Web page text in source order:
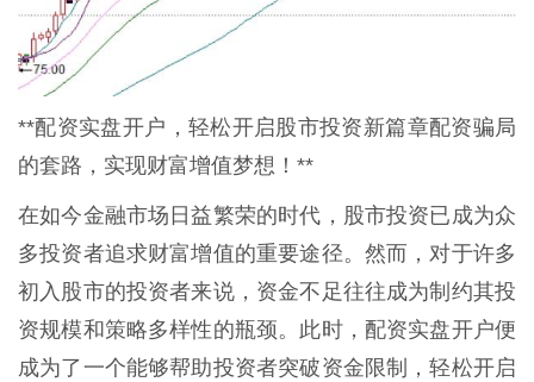
**配资实盘开户，轻松开启股市投资新篇章配资骗局
的套路，实现财富增值梦想！**
在如今金融市场日益繁荣的时代，股市投资已成为众
多投资者追求财富增值的重要途径。然而，对于许多
初入股市的投资者来说，资金不足往往成为制约其投
资规模和策略多样性的瓶颈。此时，配资实盘开户便
成为了一个能够帮助投资者突破资金限制，轻松开启